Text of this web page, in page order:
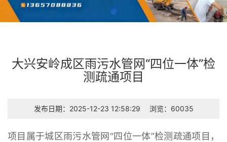
大兴安岭成区雨污水管网“四位一体”检
测疏通项目
发布日期：2025-12-23 12:58:29 浏览：60035
项目属于城区雨污水管网“四位一体”检测疏通项目，